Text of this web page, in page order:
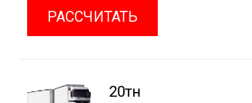
РАССЧИТАТЬ
20тн